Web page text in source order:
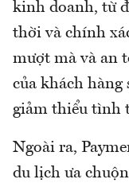
kinh doanh, từ
thời và chính
mượt mà và an
của khách hàng
giảm thiểu tình
Ngoài ra,
du lịch ưa